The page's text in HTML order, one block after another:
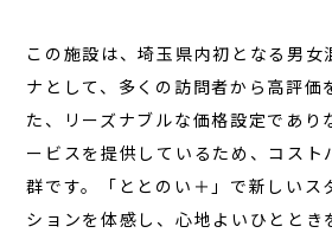
この施設は、埼玉県内初となる男女
ナとして、多くの訪問者から高評価
た、リーズナブルな価格設定であり
ービスを提供しているため、コスト
群です。「ととのい＋」で新しいス
ションを体感し、心地よいひととき